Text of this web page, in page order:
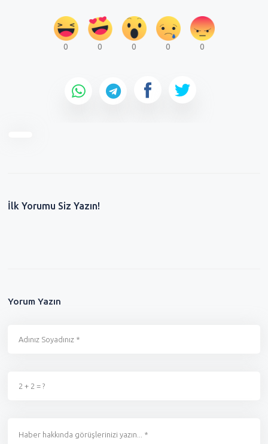
0 0 0 0 0
İlk Yorumu Siz Yazın!
Yorum Yazın